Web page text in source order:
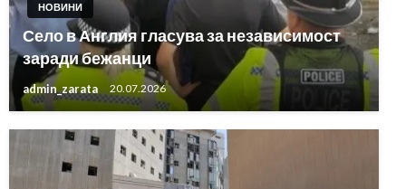
НОВИНИ
Село в Англия гласува за независимост
заради бежанци
admin_zarata 20.07.2026